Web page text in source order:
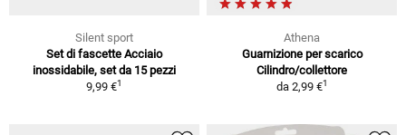
Silent sport
Set di fascette Acciaio
inossidabile, set da 15 pezzi
9,99 €1
Athena
Guarnizione per scarico
Cilindro/collettore
da 2,99 €1